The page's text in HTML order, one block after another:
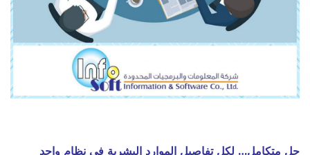
حل متكامل… لكل تفاصيل الموارد البشرية في نظام واحد